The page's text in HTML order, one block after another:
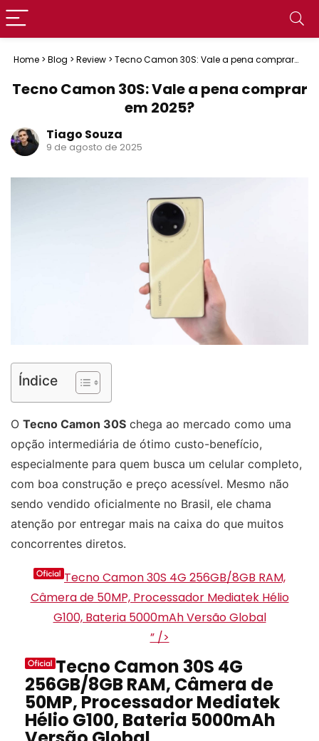
Home > Blog > Review > Tecno Camon 30S: Vale a pena comprar
Tecno Camon 30S: Vale a pena comprar
em 2025?
Tiago Souza
9 de agosto de 2025
Índice
O Tecno Camon 30S chega ao mercado como uma
opção intermediária de ótimo custo-benefício,
especialmente para quem busca um celular completo,
com boa construção e preço acessível. Mesmo não
sendo vendido oficialmente no Brasil, ele chama
atenção por entregar mais na caixa do que muitos
concorrentes diretos.
Tecno Camon 30S 4G 256GB/8GB RAM,
Câmera de 50MP, Processador Mediatek Hélio
G100, Bateria 5000mAh Versão Global
” />
Tecno Camon 30S 4G
256GB/8GB RAM, Câmera de
50MP, Processador Mediatek
Hélio G100, Bateria 5000mAh